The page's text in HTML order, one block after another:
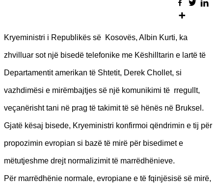
Kryeministri i Republikës së Kosovës, Albin Kurti, ka
zhvilluar sot një bisedë telefonike me Këshilltarin e lartë të
Departamentit amerikan të Shtetit, Derek Chollet, si
vazhdimësi e mirëmbajtjes së një komunikimi të rregullt,
veçanërisht tani në prag të takimit të së hënës në Bruksel.
Gjatë kësaj bisede, Kryeministri konfirmoi qëndrimin e tij për
propozimin evropian si bazë të mirë për bisedimet e
mëtutjeshme drejt normalizimit të marrëdhënieve.
Për marrëdhënie normale, evropiane e të fqinjësisë së mirë,